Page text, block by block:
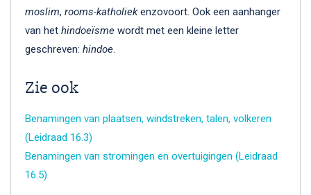
moslim, rooms-katholiekenzovoort. Ook een aanhanger
van het hindoeïsme wordt met een kleine letter
geschreven: hindoe.
Zie ook
Benamingen van plaatsen, windstreken, talen, volkeren
(Leidraad 16.3)
Benamingen van stromingen en overtuigingen (Leidraad
16.5)